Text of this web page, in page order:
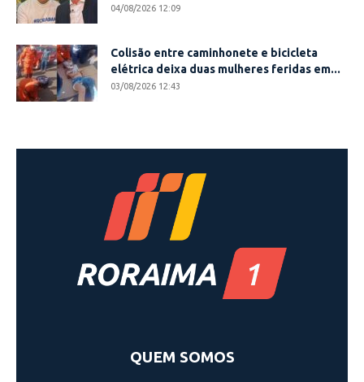
04/08/2026 12:09
Colisão entre caminhonete e bicicleta
elétrica deixa duas mulheres feridas em...
03/08/2026 12:43
QUEM SOMOS